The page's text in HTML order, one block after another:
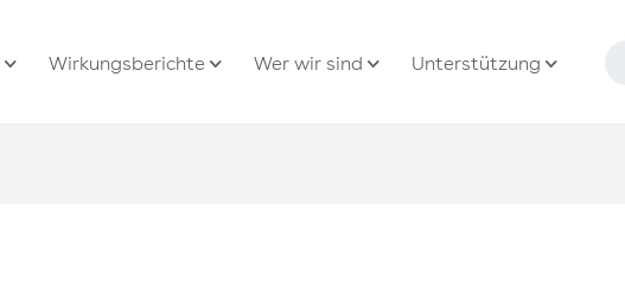
Wirkungsberichte Wer wir sind Unterstützung